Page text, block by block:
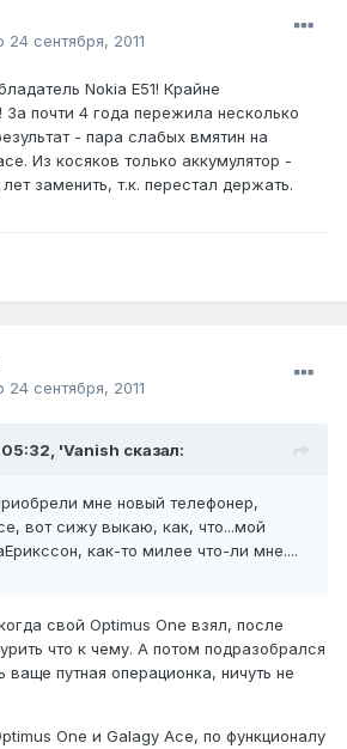
24 сентября, 2011
Nokia E51! Крайне
почти 4 года пережила несколько
- пара слабых вмятин на
Из косяков только аккумулятор -
заменить, т.к. перестал держать.
24 сентября, 2011
'Vanish сказал:
мне новый телефонер,
вот сижу выкаю, как, что...мой
как-то милее что-ли мне....
свой Optimus One взял, после
что к чему. А потом подразобрался
ваще путная операционка, ничуть не
One и Galagy Ace, по функционалу